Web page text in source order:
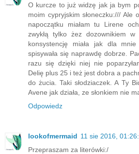
O kurcze to już widzę jak ja bym
moim cypryjskim słoneczku:/// Ale
napoczątku miałam tu Lirene
zwykłą tylko żez dozownikiem
konsystencję miała jak dla
spisywała się naprawdę dobrze.
razu się dzięki niej nie
Delię plus 25 i też jest dobra a
do żucia. Taki słodziaczek. A Ty
Avene jak działa, ze słonkiem nie
Odpowiedz
lookofmermaid 11 sie 2016,
Przepraszam za literówki:/